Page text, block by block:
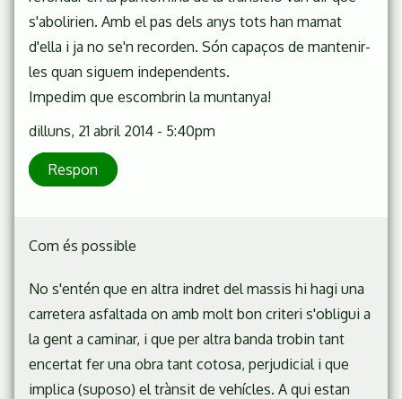
s'abolirien. Amb el pas dels anys tots han mamat
d'ella i ja no se'n recorden. Són capaços de mantenir-
les quan siguem independents.
Impedim que escombrin la muntanya!
dilluns, 21 abril 2014 - 5:40pm
Respon
Com és possible
No s'entén que en altra indret del massis hi hagi una
carretera asfaltada on amb molt bon criteri s'obligui a
la gent a caminar, i que per altra banda trobin tant
encertat fer una obra tant cotosa, perjudicial i que
implica (suposo) el trànsit de vehícles. A qui estan